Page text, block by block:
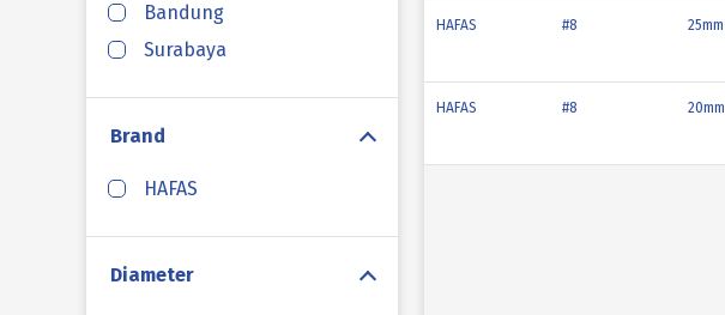
Bandung
Surabaya
Brand
HAFAS
Diameter
HAFAS #8 25mm
HAFAS #8 20mm